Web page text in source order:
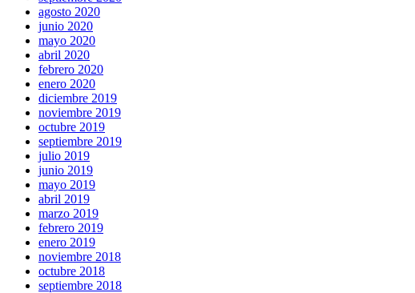
agosto 2020
junio 2020
mayo 2020
abril 2020
febrero 2020
enero 2020
diciembre 2019
noviembre 2019
octubre 2019
septiembre 2019
julio 2019
junio 2019
mayo 2019
abril 2019
marzo 2019
febrero 2019
enero 2019
noviembre 2018
octubre 2018
septiembre 2018